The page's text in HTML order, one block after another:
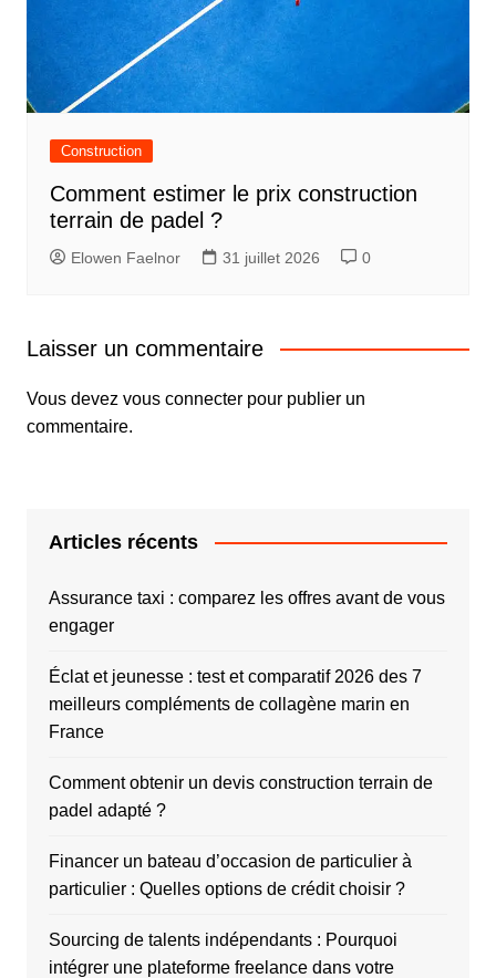
Construction
Comment estimer le prix construction
terrain de padel ?
Elowen Faelnor 31 juillet 2026 0
Laisser un commentaire
Vous devez vous connecterpour publier un
commentaire.
Articles récents
Assurance taxi : comparez les offres avant de vous
engager
Éclat et jeunesse : test et comparatif 2026 des 7
meilleurs compléments de collagène marin en
France
Comment obtenir un devis construction terrain de
padel adapté ?
Financer un bateau d’occasion de particulier à
particulier : Quelles options de crédit choisir ?
Sourcing de talents indépendants : Pourquoi
intégrer une plateforme freelance dans votre